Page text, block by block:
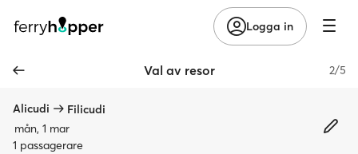
Logga in
Val av resor 2/5
Alicudi
Filicudi
mån, 1 mar
1 passagerare